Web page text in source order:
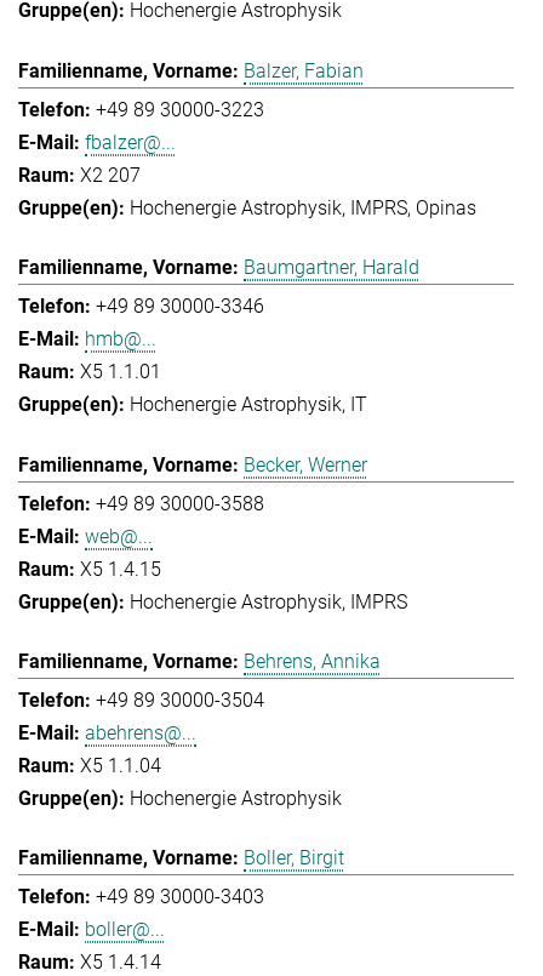
Hochenergie Astrophysik
Balzer, Fabian
+49 89 30000-3223
fbalzer@...
X2 207
Hochenergie Astrophysik IMPRS Opinas
Baumgartner, Harald
+49 89 30000-3346
hmb@...
X5 1.1.01
Hochenergie Astrophysik IT
Becker, Werner
+49 89 30000-3588
web@...
X5 1.4.15
Hochenergie Astrophysik IMPRS
Behrens, Annika
+49 89 30000-3504
abehrens@...
X5 1.1.04
Hochenergie Astrophysik
Boller, Birgit
+49 89 30000-3403
boller@...
X5 1.4.14